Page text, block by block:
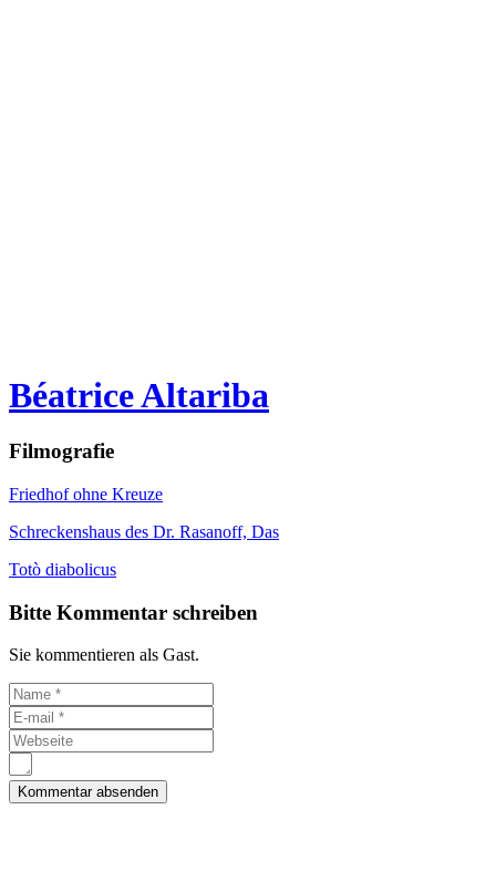
Béatrice Altariba
Filmografie
Friedhof ohne Kreuze
Schreckenshaus des Dr. Rasanoff, Das
Totò diabolicus
Bitte Kommentar schreiben
Sie kommentieren als Gast.